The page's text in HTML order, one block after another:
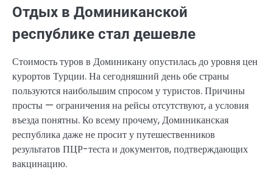
Отдых в Доминиканской
республике стал дешевле
Стоимость туров в Доминикану опустилась до уровня цен
курортов Турции. На сегодняшний день обе страны
пользуются наибольшим спросом у туристов. Причины
просты — ограничения на рейсы отсутствуют, а условия
въезда понятны. Ко всему прочему, Доминиканская
республика даже не просит у путешественников
результатов ПЦР-теста и документов, подтверждающих
вакцинацию.